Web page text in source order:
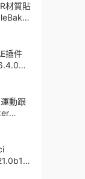
材質貼
插件
動跟